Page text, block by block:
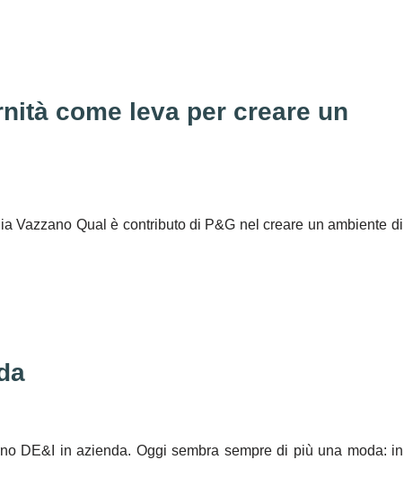
come leva per creare un
Vazzano Qual è contributo di P&G nel creare un ambiente di
DE&I in azienda. Oggi sembra sempre di più una moda: in